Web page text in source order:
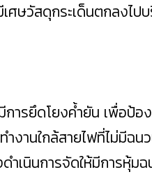
ศษวัสดุกระเด็นตกลงไป
ารยึดโยงค้ำยัน เพื่อป้อ
งานใกล้สายไฟที่ไม่มีฉ
ำเนินการจัดให้มีการหุ้มฉ